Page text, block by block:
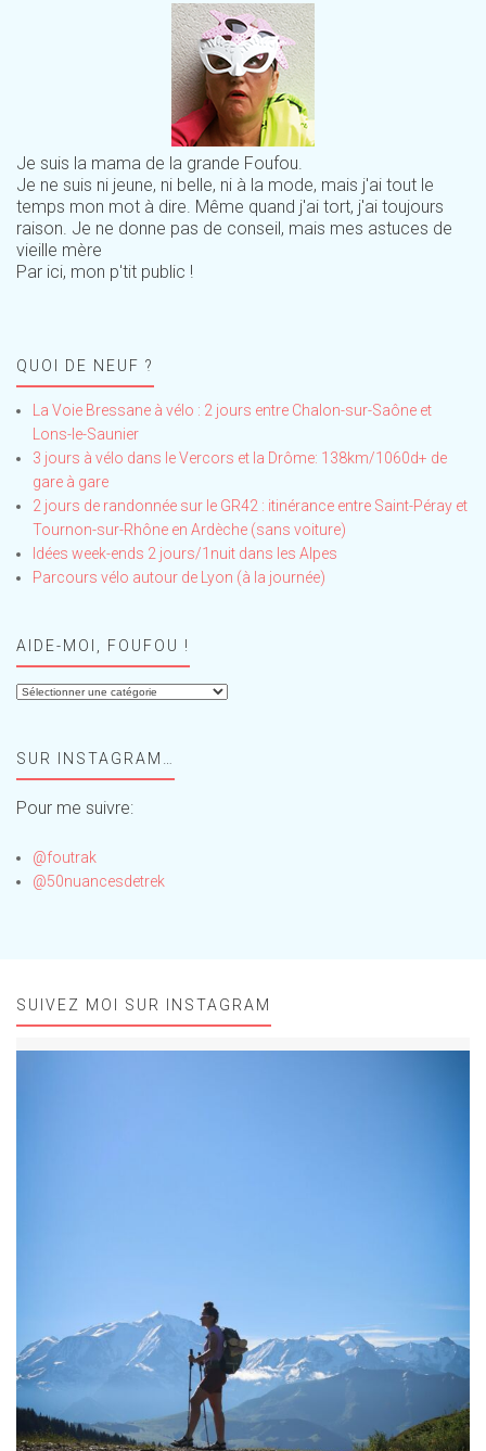
Je suis la mama de la grande Foufou.
Je ne suis ni jeune, ni belle, ni à la mode, mais j'ai tout le
temps mon mot à dire. Même quand j'ai tort, j'ai toujours
raison. Je ne donne pas de conseil, mais mes astuces de
vieille mère
Par ici, mon p'tit public !
QUOI DE NEUF ?
La Voie Bressane à vélo : 2 jours entre Chalon-sur-Saône et
Lons-le-Saunier
3 jours à vélo dans le Vercors et la Drôme: 138km/1060d+ de
gare à gare
2 jours de randonnée sur le GR42 : itinérance entre Saint-Péray et
Tournon-sur-Rhône en Ardèche (sans voiture)
Idées week-ends 2 jours/1nuit dans les Alpes
Parcours vélo autour de Lyon (à la journée)
AIDE-MOI, FOUFOU !
Aide-
!SUR INSTAGRAM…
Pour me suivre:
@foutrak
@50nuancesdetrek
SUIVEZ MOI SUR INSTAGRAM